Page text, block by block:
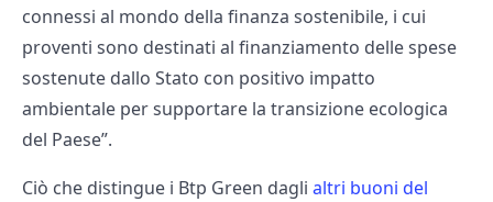
connessi al mondo della finanza sostenibile, i cui
proventi sono destinati al finanziamento delle spese
sostenute dallo Stato con positivo impatto
ambientale per supportare la transizione ecologica
del Paese”.
Ciò che distingue i Btp Green dagli altri buoni del